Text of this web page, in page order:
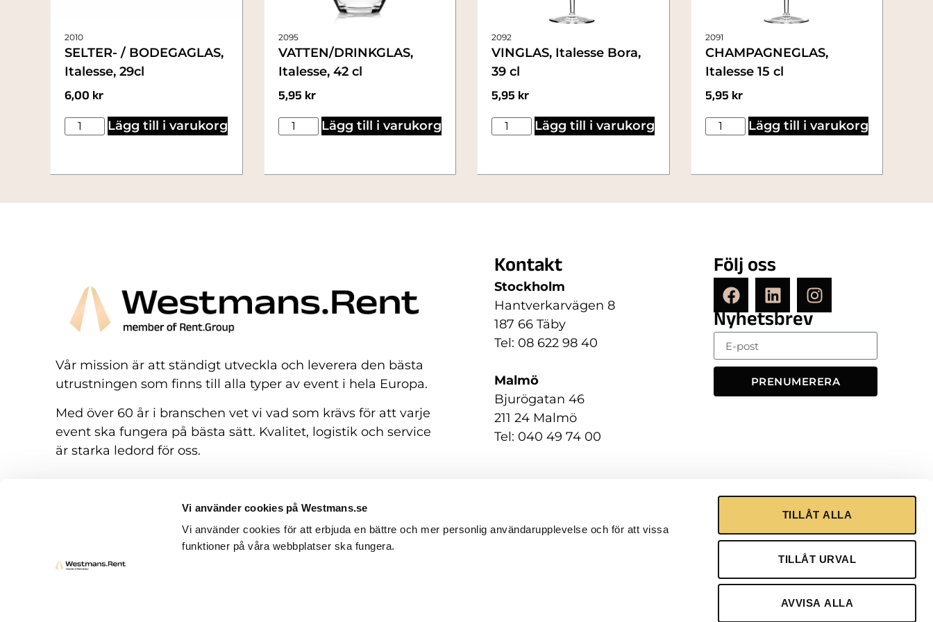
Vi använder cookies på Westmans.se
Vi använder cookies för att erbjuda en bättre och mer personlig användarupplevelse och för att vissa
funktioner på våra webbplatser ska fungera.
TILLÅT ALLA
TILLÅT URVAL
AVVISA ALLA
2010
SELTER- / BODEGAGLAS,
Italesse, 29cl
6,00 kr
Lägg till i varukorg
2095
VATTEN/DRINKGLAS,
Italesse, 42 cl
5,95 kr
Lägg till i varukorg
2092
VINGLAS, Italesse Bora,
39 cl
5,95 kr
Lägg till i varukorg
2091
CHAMPAGNEGLAS,
Italesse 15 cl
5,95 kr
Lägg till i varukorg
Vår mission är att ständigt utveckla och leverera den bästa
utrustningen som finns till alla typer av event i hela Europa.
Med över 60 år i branschen vet vi vad som krävs för att varje
event ska fungera på bästa sätt. Kvalitet, logistik och service
är starka ledord för oss.
Kontakt
Stockholm
Hantverkarvägen 8
187 66 Täby
Tel: 08 622 98 40
Malmö
Bjurögatan 46
211 24 Malmö
Tel: 040 49 74 00
Följ oss
Nyhetsbrev
PRENUMERERA